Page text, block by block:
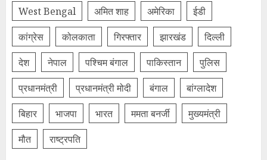
West Bengal
अमित शाह अमेरिका
ईडी
कांग्रेस
कोलकाता गिरफ्तार झारखंड
दिल्‍ली
देश
नेपाल पश्चिम बंगाल पाकिस्तान
पुलिस
प्रधानमंत्री
प्रधानमंत्री मोदी बंगाल
बांग्लादेश
बिहार
भाजपा भारत ममता बनर्जी
मुख्यमंत्री
मौत
राष्ट्रपति